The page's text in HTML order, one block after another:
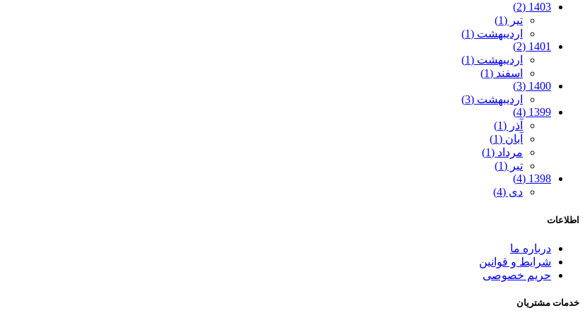
1403 (2)
تیر (1)
اردیبهشت (1)
1401 (2)
اردیبهشت (1)
اسفند (1)
1400 (3)
اردیبهشت (3)
1399 (4)
آذر (1)
آبان (1)
مرداد (1)
تیر (1)
1398 (4)
دی (4)
اطلاعات
درباره ما
شرایط و قوانین
حریم خصوصی
خدمات مشتریان